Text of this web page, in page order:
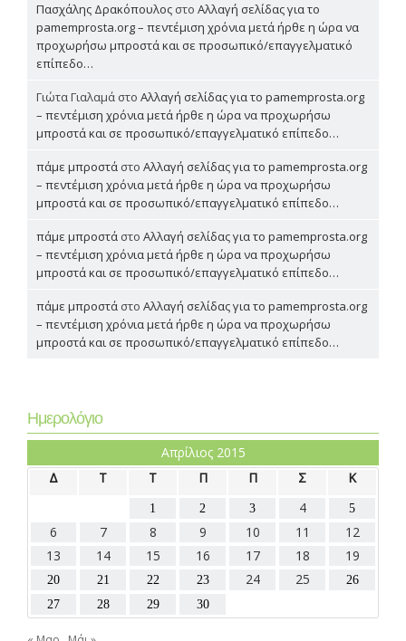
Πασχάλης Δρακόπουλος στο Αλλαγή σελίδας για το
pamemprosta.org – πεντέμιση χρόνια μετά ήρθε η ώρα να
προχωρήσω μπροστά και σε προσωπικό/επαγγελματικό
επίπεδο…
Γιώτα Γιαλαμά στο Αλλαγή σελίδας για το pamemprosta.org
– πεντέμιση χρόνια μετά ήρθε η ώρα να προχωρήσω
μπροστά και σε προσωπικό/επαγγελματικό επίπεδο…
πάμε μπροστά στο Αλλαγή σελίδας για το pamemprosta.org
– πεντέμιση χρόνια μετά ήρθε η ώρα να προχωρήσω
μπροστά και σε προσωπικό/επαγγελματικό επίπεδο…
πάμε μπροστά στο Αλλαγή σελίδας για το pamemprosta.org
– πεντέμιση χρόνια μετά ήρθε η ώρα να προχωρήσω
μπροστά και σε προσωπικό/επαγγελματικό επίπεδο…
πάμε μπροστά στο Αλλαγή σελίδας για το pamemprosta.org
– πεντέμιση χρόνια μετά ήρθε η ώρα να προχωρήσω
μπροστά και σε προσωπικό/επαγγελματικό επίπεδο…
Ημερολόγιο
Απρίλιος 2015
Δ
Τ Τ Π Π Σ Κ
1 2 3 4 5
6 7 8 9 10 11
12
13
14 15 16 17 18 19
20 21 22 23 24 25
26
27
28 29 30